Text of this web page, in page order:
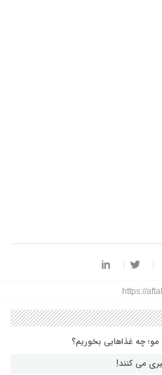
https://
غذاهایی بخوریم؟
می کنند!